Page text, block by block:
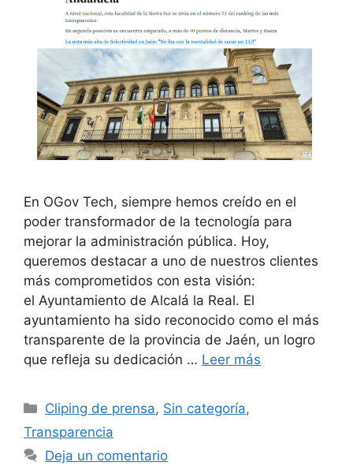
En OGov Tech, siempre hemos creído en el
poder transformador de la tecnología para
mejorar la administración pública. Hoy,
queremos destacar a uno de nuestros clientes
más comprometidos con esta visión:
el Ayuntamiento de Alcalá la Real. El
ayuntamiento ha sido reconocido como el más
transparente de la provincia de Jaén, un logro
que refleja su dedicación … Leer más
Cliping de prensa, Sin categoría,
Transparencia
Deja un comentario